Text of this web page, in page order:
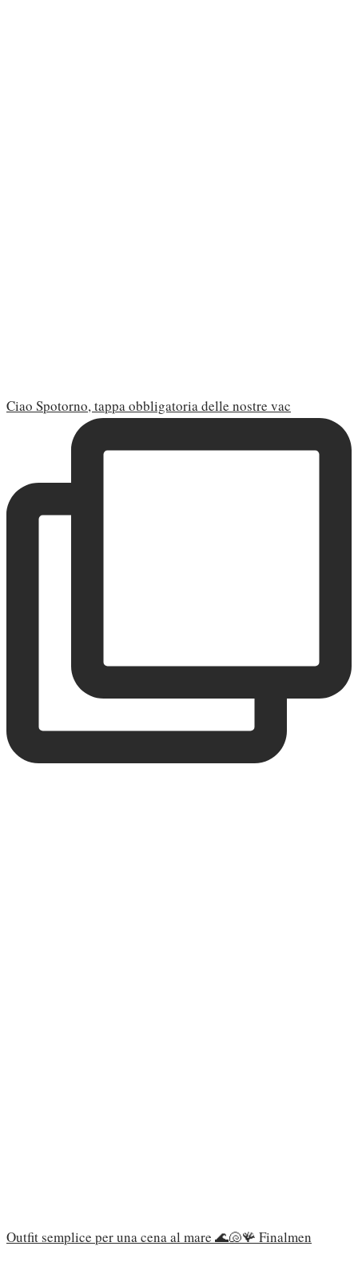
Ciao Spotorno, tappa obbligatoria delle nostre vac
Outfit semplice per una cena al mare 🌊🐚🪸 Finalmen